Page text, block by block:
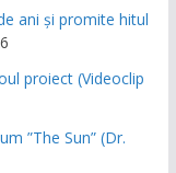
ani și promite hitul
proiect (Videoclip
”The Sun” (Dr.